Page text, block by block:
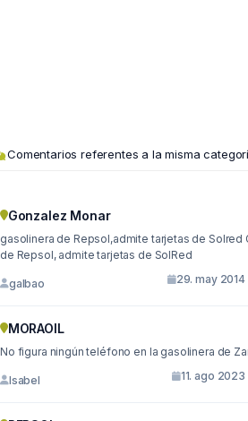
Comentarios referentes a la misma
Gonzalez Monar
gasolinera de Repsol,admite tarjetas de Solred Gasolinera
de Repsol, admite tarjetas de SolRed
galbao 29. may 2014
MORAOIL
No figura ningún teléfono en la gasolinera de
Isabel 11. ago 2023